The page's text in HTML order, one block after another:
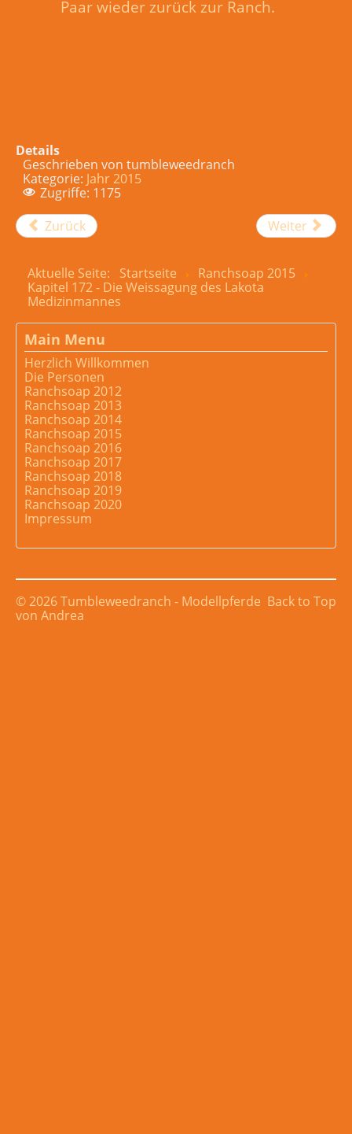
Paar wieder zurück zur Ranch.
Details
Geschrieben von tumbleweedranch
Kategorie: Jahr 2015
Zugriffe: 1175
Zurück
Weiter
Aktuelle Seite: Startseite
Ranchsoap 2015
Kapitel 172 - Die Weissagung des Lakota
Medizinmannes
Main Menu
Herzlich Willkommen
Die Personen
Ranchsoap 2012
Ranchsoap 2013
Ranchsoap 2014
Ranchsoap 2015
Ranchsoap 2016
Ranchsoap 2017
Ranchsoap 2018
Ranchsoap 2019
Ranchsoap 2020
Impressum
Back to Top
© 2026 Tumbleweedranch - Modellpferde
von Andrea